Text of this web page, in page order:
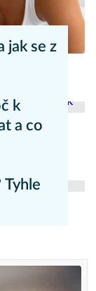
jak se z
k
a co
Tyhle